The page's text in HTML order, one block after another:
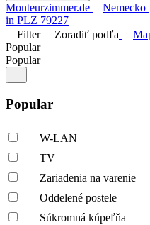
Monteurzimmer.de Nemecko
in PLZ 79227
Filter
Zoradiť podľa
Popular
Popular
Popular
W-LAN
TV
Zariadenia na varenie
Oddelené postele
Súkromná kúpeľňa